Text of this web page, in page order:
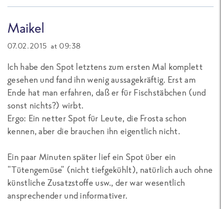
Maikel
07.02.2015 at 09:38
Ich habe den Spot letztens zum ersten Mal komplett
gesehen und fand ihn wenig aussagekräftig. Erst am
Ende hat man erfahren, daß er für Fischstäbchen (und
sonst nichts?) wirbt.
Ergo: Ein netter Spot für Leute, die Frosta schon
kennen, aber die brauchen ihn eigentlich nicht.
Ein paar Minuten später lief ein Spot über ein
"Tütengemüse" (nicht tiefgekühlt), natürlich auch ohne
künstliche Zusatzstoffe usw., der war wesentlich
ansprechender und informativer.